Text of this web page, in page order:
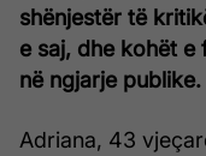
shënjestër të
e saj, dhe kohët e
në ngjarje publike.
Adriana, 43